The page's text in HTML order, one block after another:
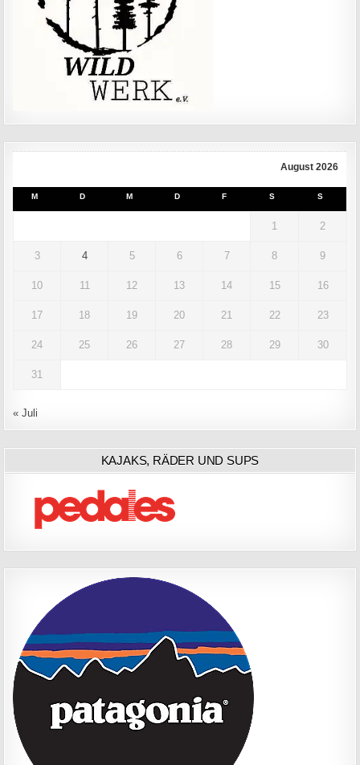
August 2026
M D M D F S S
1 2
3 4 5 6 7 8 9
10 11 12 13 14 15 16
17 18 19 20 21 22 23
24 25 26 27 28 29 30
31
« Juli
KAJAKS, RÄDER UND SUPS